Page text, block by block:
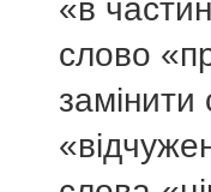
«в
слово